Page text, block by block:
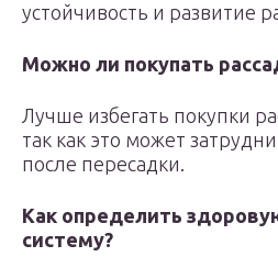
устойчивость и развитие
Можно ли покупать
Лучше избегать покупки
так как это может
после пересадки.
Как определить
систему?